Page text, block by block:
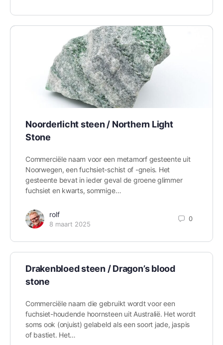
Noorderlicht steen / Northern Light
Stone
Commerciële naam voor een metamorf gesteente uit
Noorwegen, een fuchsiet-schist of -gneis. Het
gesteente bevat in ieder geval de groene glimmer
fuchsiet en kwarts, sommige…
rolf
8 maart 2025
0
Drakenbloed steen / Dragon’s blood
stone
Commerciële naam die gebruikt wordt voor een
fuchsiet-houdende hoornsteen uit Australië. Het wordt
soms ook (onjuist) gelabeld als een soort jade, jaspis
of bastiet. Het…